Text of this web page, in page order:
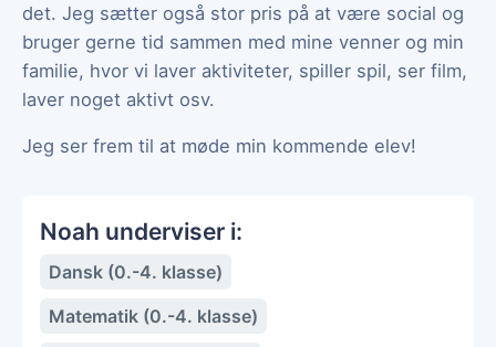
det. Jeg sætter også stor pris på at være social og
bruger gerne tid sammen med mine venner og min
familie, hvor vi laver aktiviteter, spiller spil, ser film,
laver noget aktivt osv.
Jeg ser frem til at møde min kommende elev!
Noah underviser i:
Dansk (0.-4. klasse)
Matematik (0.-4. klasse)